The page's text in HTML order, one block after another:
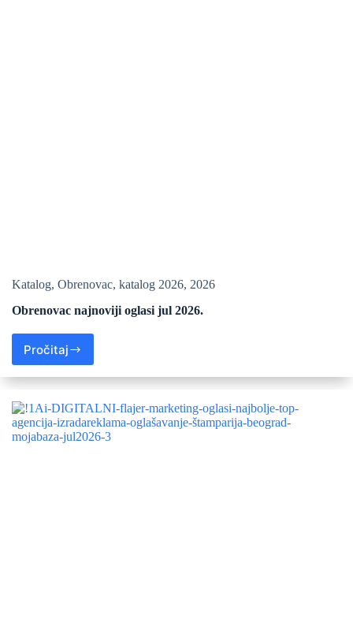
Katalog, Obrenovac, katalog 2026, 2026
Obrenovac najnoviji oglasi jul 2026.
Pročitaj